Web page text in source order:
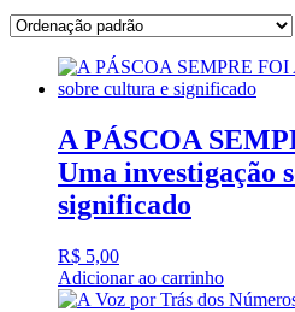
A PÁSCOA
Uma investigação
significado
R$ 5,00
Adicionar ao carrinho